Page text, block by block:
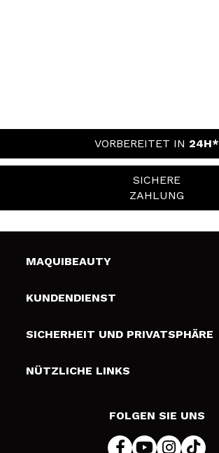
VORBEREITET IN 24H*
SICHERE
ZAHLUNG
MAQUIBEAUTY
Über uns
Geschenkkarten
KUNDENDIENST
Liefer- und Versandkosten
Zahlung
SICHERHEIT UND PRIVATSPHÄRE
Bedingungen und Datenschutz
NÜTZLICHE LINKS
FOLGEN SIE UNS